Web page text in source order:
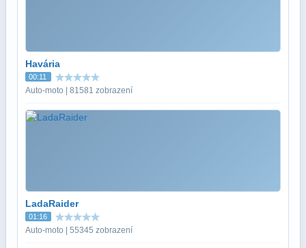
Havária
00:11
Auto-moto | 81581 zobrazení
LadaRaider
01:16
Auto-moto | 55345 zobrazení